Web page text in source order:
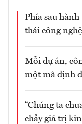
Phía sau
thái công
Mỗi dự án,
một mã định
“Chúng ta
chảy giá trị